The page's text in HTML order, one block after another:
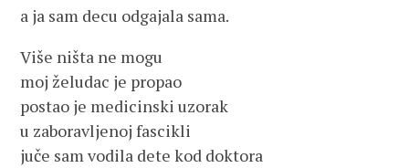
a ja sam decu odgajala sama.
Više ništa ne mogu
moj želudac je propao
postao je medicinski uzorak
u zaboravljenoj fascikli
juče sam vodila dete kod doktora